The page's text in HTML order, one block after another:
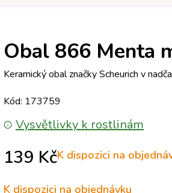
Obal 866 Menta
Keramický obal značky Scheurich v
Kód: 173759
Vysvětlivky k rostlinám
139 KčK dispozici na
K dispozici na objednávku